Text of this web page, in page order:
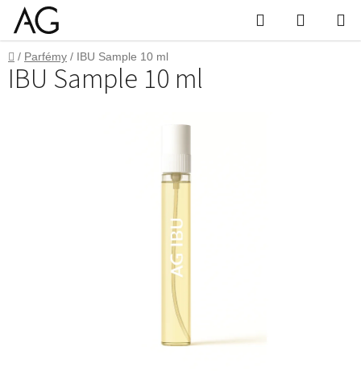
Přejít
obsah
Hledat
košík
Domů
/ Parfémy / IBU Sample 10 ml
IBU Sample 10 ml